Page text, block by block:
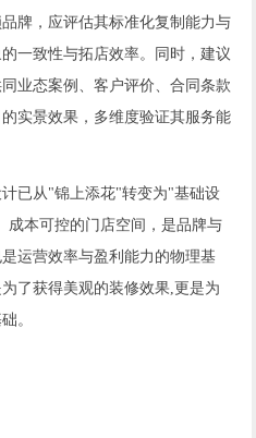
牌，应评估其标准化复制能力与
一致性与拓店效率。同时，建议
业态案例、客户评价、合同条款
实景效果，多维度验证其服务能
已从"锦上添花"转变为"基础设
成本可控的门店空间，是品牌与
运营效率与盈利能力的物理基
了获得美观的装修效果,更是为
。